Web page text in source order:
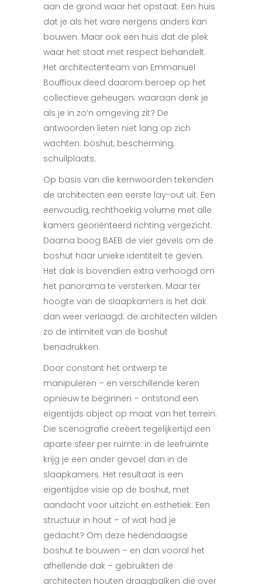
aan de grond waar het opstaat. Een huis
dat je als het ware nergens anders kan
bouwen. Maar ook een huis dat de plek
waar het staat met respect behandelt.
Het architectenteam van Emmanuel
Bouffioux deed daarom beroep op het
collectieve geheugen: waaraan denk je
als je in zo’n omgeving zit? De
antwoorden lieten niet lang op zich
wachten: boshut, bescherming,
schuilplaats.
Op basis van die kernwoorden tekenden
de architecten een eerste lay-out uit. Een
eenvoudig, rechthoekig volume met alle
kamers georiënteerd richting vergezicht.
Daarna boog BAEB de vier gevels om de
boshut haar unieke identiteit te geven.
Het dak is bovendien extra verhoogd om
het panorama te versterken. Maar ter
hoogte van de slaapkamers is het dak
dan weer verlaagd: de architecten wilden
zo de intimiteit van de boshut
benadrukken.
Door constant het ontwerp te
manipuleren – en verschillende keren
opnieuw te beginnen – ontstond een
eigentijds object op maat van het terrein.
Die scenografie creëert tegelijkertijd een
aparte sfeer per ruimte: in de leefruimte
krijg je een ander gevoel dan in de
slaapkamers. Het resultaat is een
eigentijdse visie op de boshut, met
aandacht voor uitzicht en esthetiek. Een
structuur in hout – of wat had je
gedacht? Om deze hedendaagse
boshut te bouwen – en dan vooral het
afhellende dak – gebruikten de
architecten houten draagbalken die over